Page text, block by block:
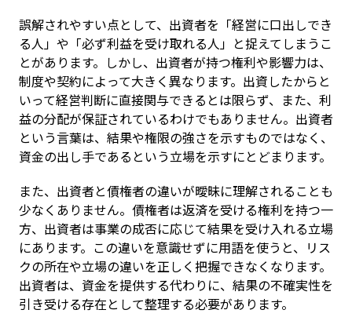
誤解されやすい点として、出資者を「経営に口出しでき
る人」や「必ず利益を受け取れる人」と捉えてしまうこ
とがあります。しかし、出資者が持つ権利や影響力は、
制度や契約によって大きく異なります。出資したからと
いって経営判断に直接関与できるとは限らず、また、利
益の分配が保証されているわけでもありません。出資者
という言葉は、結果や権限の強さを示すものではなく、
資金の出し手であるという立場を示すにとどまります。
また、出資者と債権者の違いが曖昧に理解されることも
少なくありません。債権者は返済を受ける権利を持つ一
方、出資者は事業の成否に応じて結果を受け入れる立場
にあります。この違いを意識せずに用語を使うと、リス
クの所在や立場の違いを正しく把握できなくなります。
出資者は、資金を提供する代わりに、結果の不確実性を
引き受ける存在として整理する必要があります。